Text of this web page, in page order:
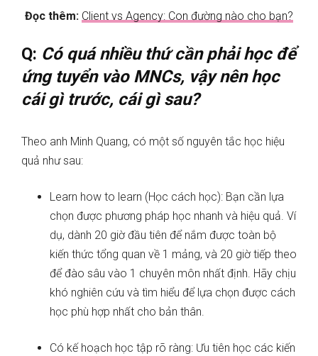
Đọc thêm: Client vs Agency: Con đường nào cho bạn?
Q: Có quá nhiều thứ cần phải học để
ứng tuyển vào MNCs, vậy nên học
cái gì trước, cái gì sau?
Theo anh Minh Quang, có một số nguyên tắc học hiệu
quả như sau:
Learn how to learn (Học cách học): Bạn cần lựa
chọn được phương pháp học nhanh và hiệu quả. Ví
dụ, dành 20 giờ đầu tiên để nắm được toàn bộ
kiến thức tổng quan về 1 mảng, và 20 giờ tiếp theo
để đào sâu vào 1 chuyên môn nhất định. Hãy chịu
khó nghiên cứu và tìm hiểu để lựa chọn được cách
học phù hợp nhất cho bản thân.
Có kế hoạch học tập rõ ràng: Ưu tiên học các kiến